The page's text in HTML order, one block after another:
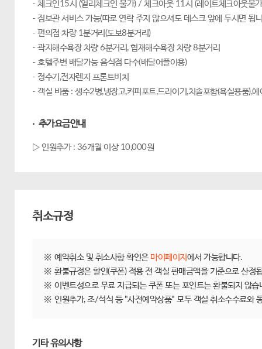
- 체크인15시 (얼리체크인 불가) / 체크아웃 11시 (레이트체크아웃불
- 짐보관 서비스 가능(따로 연락 주지 않으셔도 데스크 앞에 두시면 됩
- 편의점 차량 1분거리(도보8분거리)
- 곽지해수욕장 차량 6분거리, 협재해수욕장 차량 8분거리
- 호텔주변 배달가능 음식점 다수(배달어플이용)
- 정수기,전자렌지 프론트비치
- 객실 비품 : 생수2병,냉장고,커피포트,드라이기,치솔포함(욕실용품),
· 추가요금안내
▷ 인원추가 : 36개월 이상 10,000원
취소규정
※ 예약취소 및 취소사항 확인은 마이페이지 에서 가능합니다.
※ 환불규정은 할인(쿠폰) 적용 전 객실 판매금액을 기준으로 산정
※ 이벤트성으로 무료 지급되는 쿠폰 또는 포인트는 환불되지 않습
※ 인원추가, 조/석식 등 "사전예약상품" 모두 객실 취소수수료와
기타 유의사항